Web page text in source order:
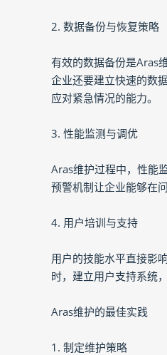
2. 数据备份与恢复策略
有效的数据备份是Aras
企业还要建立快速的数
应对紧急情况的能力。
3. 性能监测与调优
Aras维护过程中，性能
预警机制让企业能够在
4. 用户培训与支持
用户的技能水平直接影
时，建立用户支持系统
Aras维护的最佳实践
1. 制定维护策略